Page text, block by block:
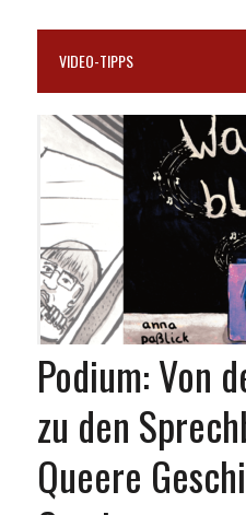
VIDEO-TIPPS
Podium: Von
zu den
Queere